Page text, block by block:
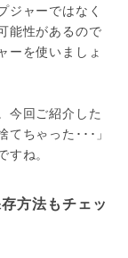
ジャーではなく
能性があるので
ーを使いましょ
今回ご紹介した
ちゃった･･･」
ね。
方法もチェッ